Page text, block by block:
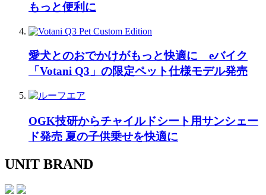
もっと便利に
愛犬とのおでかけがもっと快適に eバイク
「Votani Q3」の限定ペット仕様モデル発売
OGK技研からチャイルドシート用サンシェー
ド発売 夏の子供乗せを快適に
UNIT BRAND